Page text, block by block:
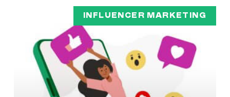
INFLUENCER MARKETING